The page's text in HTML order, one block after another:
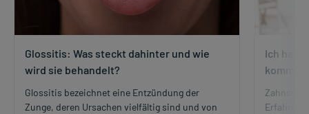
Glossitis: Was steckt dahinter und wie
wird sie behandelt?
Glossitis bezeichnet eine Entzündung der
Zunge, deren Ursachen vielfältig sind und von
Ich
Erfahren